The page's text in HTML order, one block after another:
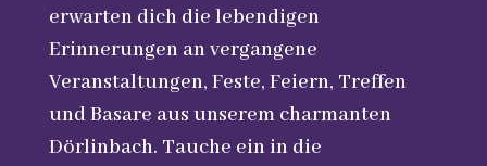
erwarten dich die lebendigen
Erinnerungen an vergangene
Veranstaltungen, Feste, Feiern, Treffen
und Basare aus unserem charmanten
Dörlinbach. Tauche ein in die